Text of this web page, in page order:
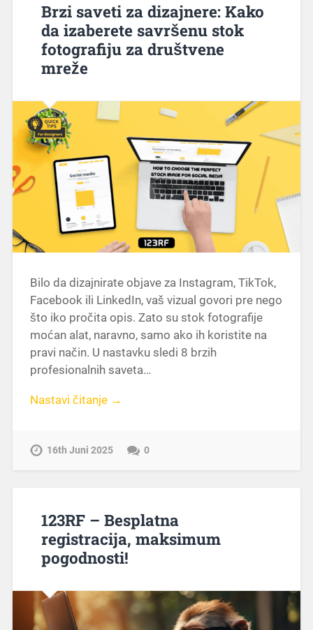
Brzi saveti za dizajnere: Kako
da izaberete savršenu stok
fotografiju za društvene
mreže
Bilo da dizajnirate objave za Instagram, TikTok,
Facebook ili LinkedIn, vaš vizual govori pre nego
što iko pročita opis. Zato su stok fotografije
moćan alat, naravno, samo ako ih koristite na
pravi način. U nastavku sledi 8 brzih
profesionalnih saveta…
Nastavi čitanje →
16th Juni 2025 0
123RF – Besplatna
registracija, maksimum
pogodnosti!